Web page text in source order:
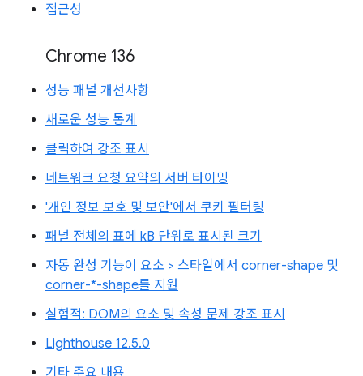
접근성
Chrome 136
성능 패널 개선사항
새로운 성능 통계
클릭하여 강조 표시
네트워크 요청 요약의 서버 타이밍
'개인 정보 보호 및 보안'에서 쿠키 필터링
패널 전체의 표에 kB 단위로 표시된 크기
자동 완성 기능이 요소 > 스타일에서 corner-shape 및
corner-*-shape를 지원
실험적: DOM의 요소 및 속성 문제 강조 표시
Lighthouse 12.5.0
기타 주요 내용